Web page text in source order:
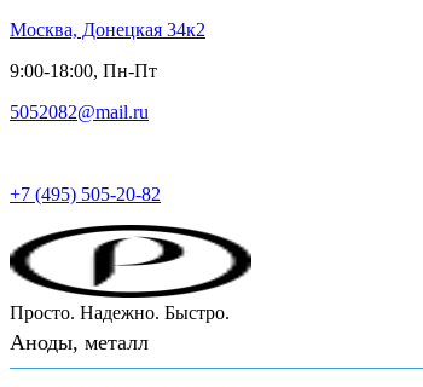
Москва, Донецкая 34к2
9:00-18:00, Пн-Пт
5052082@mail.ru
+7 (495) 505-20-82
Просто. Надежно. Быстро.
Аноды, металл